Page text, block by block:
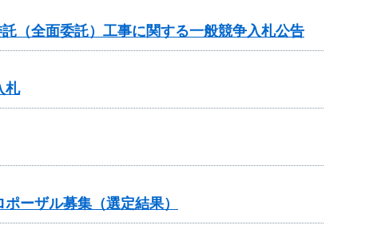
（全面委託）工事に関する一般競争入札公告
札
ーザル募集（選定結果）